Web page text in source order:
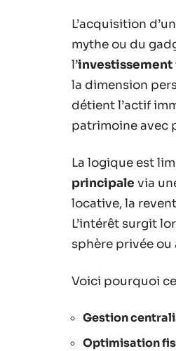
L’acquisition
mythe ou du
l’
la dimension
détient l’actif
patrimoine avec
La logique est
principale via
locative, la
L’intérêt surgit
sphère privée ou
Voici pourquoi
Gestion
Optimisation